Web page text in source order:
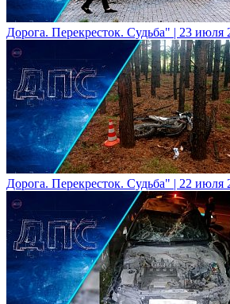
Дорога. Перекресток. Судьба" | 23
Дорога. Перекресток. Судьба" | 22